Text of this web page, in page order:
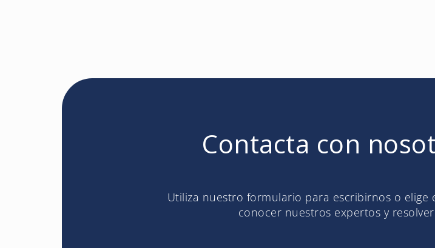
Contacta con
Utiliza nuestro formulario para escribirnos o
conocer nuestros expertos y